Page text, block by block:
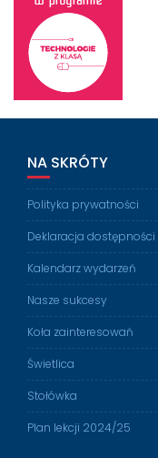
NA SKRÓTY
Polityka prywatności
Deklaracja dostępności
Kalendarz wydarzeń
Nasze sukcesy
Koła zainteresowań
Świetlica
Stołówka
Plan lekcji 2024/25